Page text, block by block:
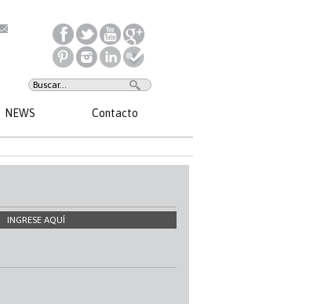
NEWS Contacto
INGRESE AQUÍ